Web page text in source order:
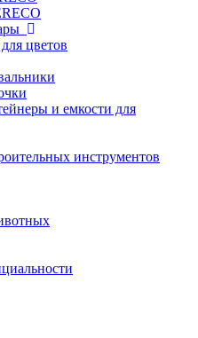
цветов
и емкости для
инструментов